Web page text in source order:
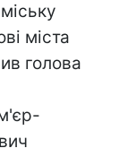
міста
голова